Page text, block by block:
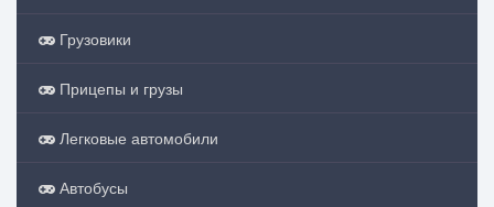
Грузовики
Прицепы и грузы
Легковые автомобили
Автобусы